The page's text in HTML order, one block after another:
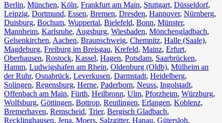
Berlin⁠, München, Köln⁠, Frankfurt am Main, Stuttgart, Düsseldorf,
Leipzig, Dortmund, Essen, Bremen, Dresden, Hannover, Nürnberg,
Duisburg⁠, Bochum, Wuppertal⁠, Bielefeld⁠, Bonn⁠, Münster⁠,
Mannheim, Karlsruhe, Augsburg, Wiesbaden⁠, Mönchengladbach⁠,
Gelsenkirchen⁠, Aachen⁠, Braunschweig, Chemnitz⁠, Halle (Saale)⁠,
Magdeburg, Freiburg im Breisgau⁠, Krefeld⁠, Mainz⁠, Erfurt,
Oberhausen⁠, Rostock⁠, Kassel⁠, Hagen, Potsdam, Saarbrücken⁠,
Hamm, Ludwigshafen am Rhein⁠, Oldenburg (Oldb), Mülheim an
der Ruhr, Osnabrück⁠, Leverkusen, Darmstadt⁠, Heidelberg,
Solingen, Regensburg, Herne⁠, Paderborn, Neuss, Ingolstadt,
Offenbach am Main, Fürth⁠, Heilbronn, Ulm⁠, Pforzheim, Würzburg,
Wolfsburg⁠, Göttingen, Bottrop, Reutlingen, Erlangen⁠, Koblenz,
Bremerhaven⁠, Remscheid, Trier⁠, Bergisch Gladbach,
Recklinghausen, Jena⁠, Moers⁠, Salzgitter⁠, Hanau, Gütersloh,